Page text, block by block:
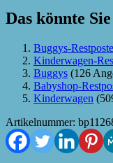
Das könnte
Buggys-
Kinderwagen-
Buggys (126
Babyshop-
Kinderwagen
Artikelnummer: